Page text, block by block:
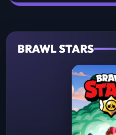
BRAWL STARS